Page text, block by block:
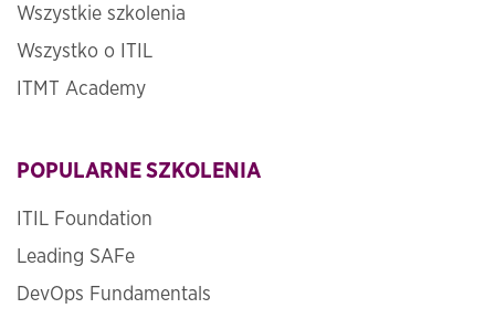
Wszystkie szkolenia
Wszystko o ITIL
ITMT Academy
POPULARNE SZKOLENIA
ITIL Foundation
Leading SAFe
DevOps Fundamentals